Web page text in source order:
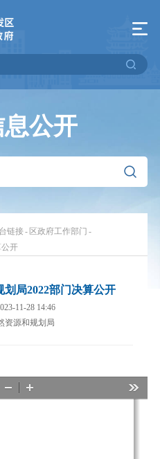
公开
链接- 区政府工作部门 -
开
局2022部门决算公开
11-28 14:46
资源和规划局